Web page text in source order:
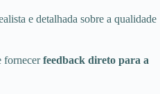
e detalhada sobre a qualidade
fornecerfeedback direto para a